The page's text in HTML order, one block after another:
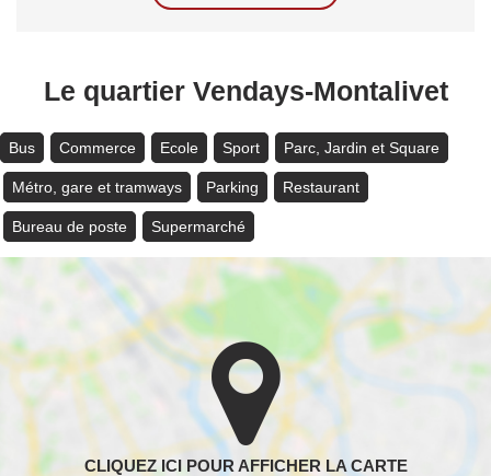
Le quartier Vendays-Montalivet
Bus Commerce Ecole Sport Parc, Jardin et Square
Métro, gare et tramways Parking Restaurant
Bureau de poste Supermarché